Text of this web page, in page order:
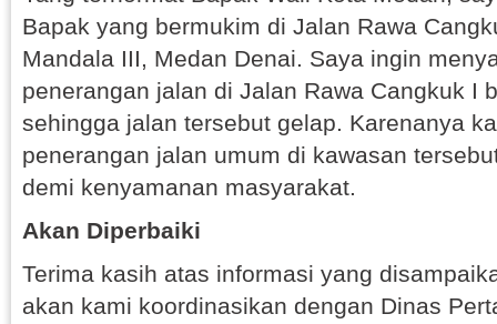
Bapak yang bermukim di Jalan Rawa
Mandala III, Medan Denai. Saya ingin
penerangan jalan di Jalan Rawa Cangkuk I
sehingga jalan tersebut gelap. Karenanya
penerangan jalan umum di kawasan
demi kenyamanan masyarakat.
Akan Diperbaiki
Terima kasih atas informasi yang
akan kami koordinasikan dengan Dinas